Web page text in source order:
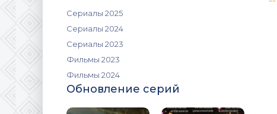
Сериалы 2025
Сериалы 2024
Сериалы 2023
Фильмы 2023
Фильмы 2024
Обновление серий